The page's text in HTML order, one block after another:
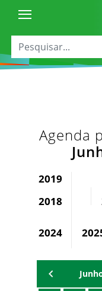
Agenda
2019
2018
2024